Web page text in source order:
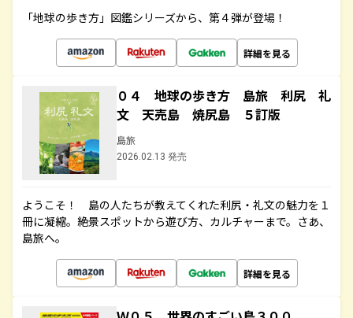
「地球の歩き方」図鑑シリーズから、第４弾が登場！
詳細を見る
０４ 地球の歩き方 島旅 利尻 礼
文 天売島 焼尻島 ５訂版
島旅
2026.02.13 発売
ようこそ！ 島の人たちが教えてくれた利尻・礼文の魅力を１
冊に凝縮。絶景スポットから遊び方、カルチャーまで。さあ、
島旅へ。
詳細を見る